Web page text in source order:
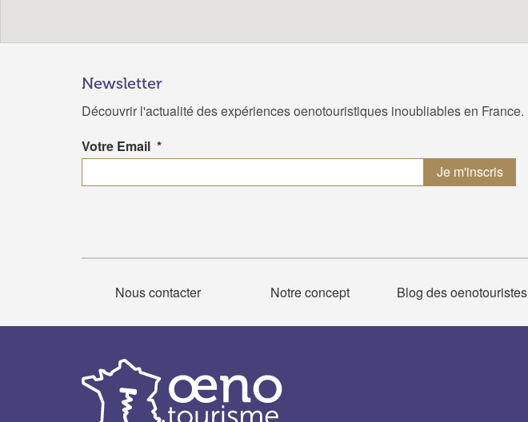
Newsletter
Découvrir l'actualité des expériences oenotouristiques inoubliables en France.
Votre Email *
Nous contacter Notre concept Blog des oenotouristes